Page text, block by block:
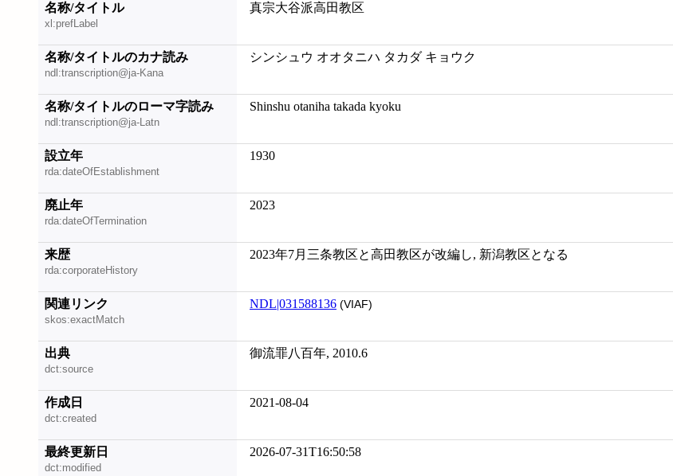
名称/タイトル
xl:prefLabel
真宗大谷派高田教区
名称/タイトルのカナ読み
ndl:transcription@ja-Kana
シンシュウ オオタニハ タカダ キョウク
名称/タイトルのローマ字読み
ndl:transcription@ja-Latn
Shinshu otaniha takada kyoku
設立年
rda:dateOfEstablishment
1930
廃止年
rda:dateOfTermination
2023
来歴
rda:corporateHistory
2023年7月三条教区と高田教区が改編し, 新潟教区となる
関連リンク
skos:exactMatch
NDL|031588136 (VIAF)
出典
dct:source
御流罪八百年, 2010.6
作成日
dct:created
2021-08-04
最終更新日
dct:modified
2026-07-31T16:50:58